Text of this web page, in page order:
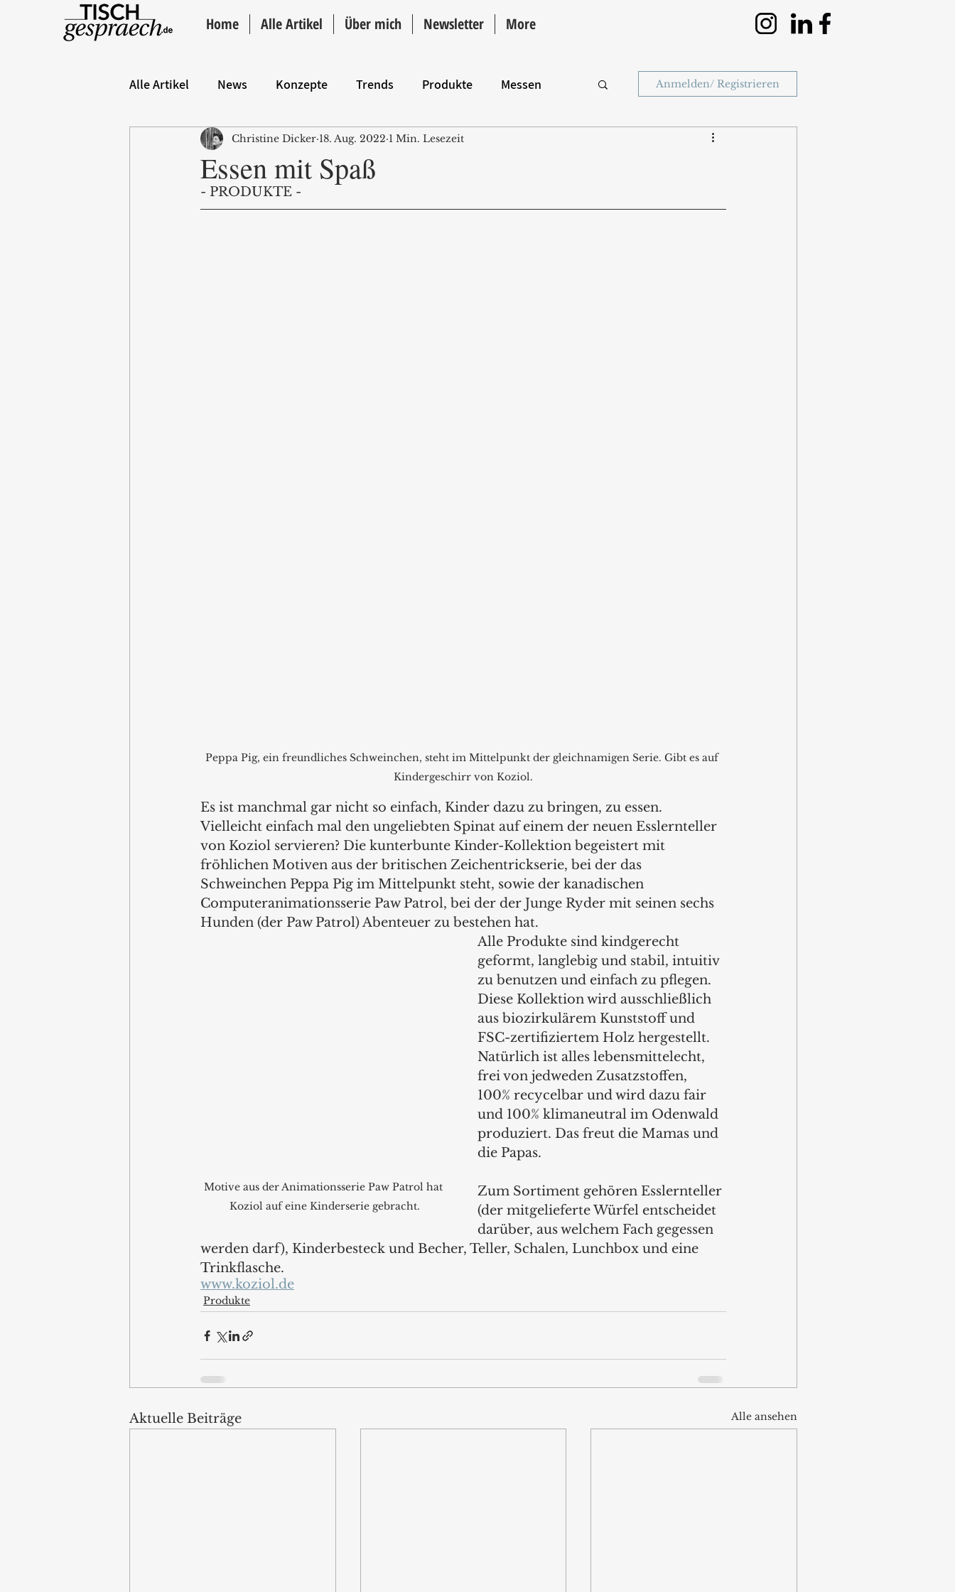
Home Alle Artikel Über mich Newsletter More
Alle Artikel News Konzepte Trends Produkte Messen
Hintergrund ANZEIGE Intro
Anmelden/ Registrieren
Essen mit Spaß
Christine Dicker 18. Aug. 2022 1 Min. Lesezeit
- PRODUKTE -
Peppa Pig, ein freundliches Schweinchen, steht im Mittelpunkt der gleichnamigen Serie. Gibt es auf
Kindergeschirr von Koziol.
Es ist manchmal gar nicht so einfach, Kinder dazu zu bringen, zu essen.
Vielleicht einfach mal den ungeliebten Spinat auf einem der neuen Esslernteller
von Koziol servieren? Die kunterbunte Kinder-Kollektion begeistert mit
fröhlichen Motiven aus der britischen Zeichentrickserie, bei der das
Schweinchen Peppa Pig im Mittelpunkt steht, sowie der kanadischen
Computeranimationsserie Paw Patrol, bei der der Junge Ryder mit seinen sechs
Hunden (der Paw Patrol) Abenteuer zu bestehen hat.
Motive aus der Animationsserie Paw Patrol hat
Koziol auf eine Kinderserie gebracht.
Alle Produkte sind kindgerecht
geformt, langlebig und stabil, intuitiv
zu benutzen und einfach zu pflegen.
Diese Kollektion wird ausschließlich
aus biozirkulärem Kunststoff und
FSC-zertifiziertem Holz hergestellt.
Natürlich ist alles lebensmittelecht,
frei von jedweden Zusatzstoffen,
100% recycelbar und wird dazu fair
und 100% klimaneutral im Odenwald
produziert. Das freut die Mamas und
die Papas.
Zum Sortiment gehören Esslernteller
(der mitgelieferte Würfel entscheidet
darüber, aus welchem Fach gegessen
werden darf), Kinderbesteck und Becher, Teller, Schalen, Lunchbox und eine
Trinkflasche.
www.koziol.de
Produkte
Aktuelle Beiträge Alle ansehen